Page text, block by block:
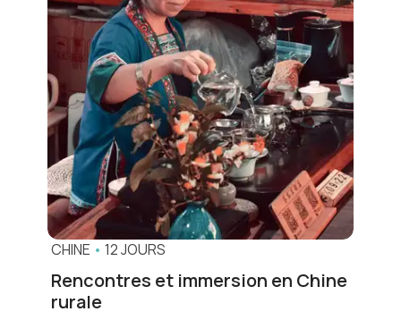
CHINE • 12 JOURS
Rencontres et immersion en Chine
rurale